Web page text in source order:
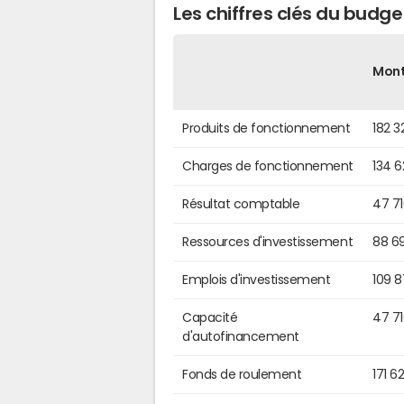
Les chiffres clés du
Produits de fonctionnement 182
Charges de fonctionnement 134
Résultat comptable 47
Ressources d'investissement 88
Emplois d'investissement 109
Capacité
d'autofinancement
47
Fonds de roulement 171